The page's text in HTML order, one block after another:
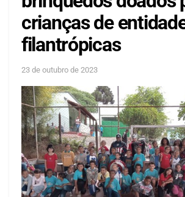
crianças de
filantrópicas
23 de outubro de 2023